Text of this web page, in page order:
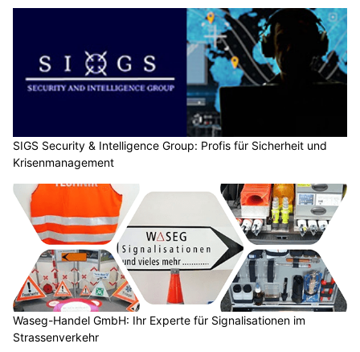
SIGS Security & Intelligence Group: Profis für Sicherheit und
Krisenmanagement
Waseg-Handel GmbH: Ihr Experte für Signalisationen im
Strassenverkehr